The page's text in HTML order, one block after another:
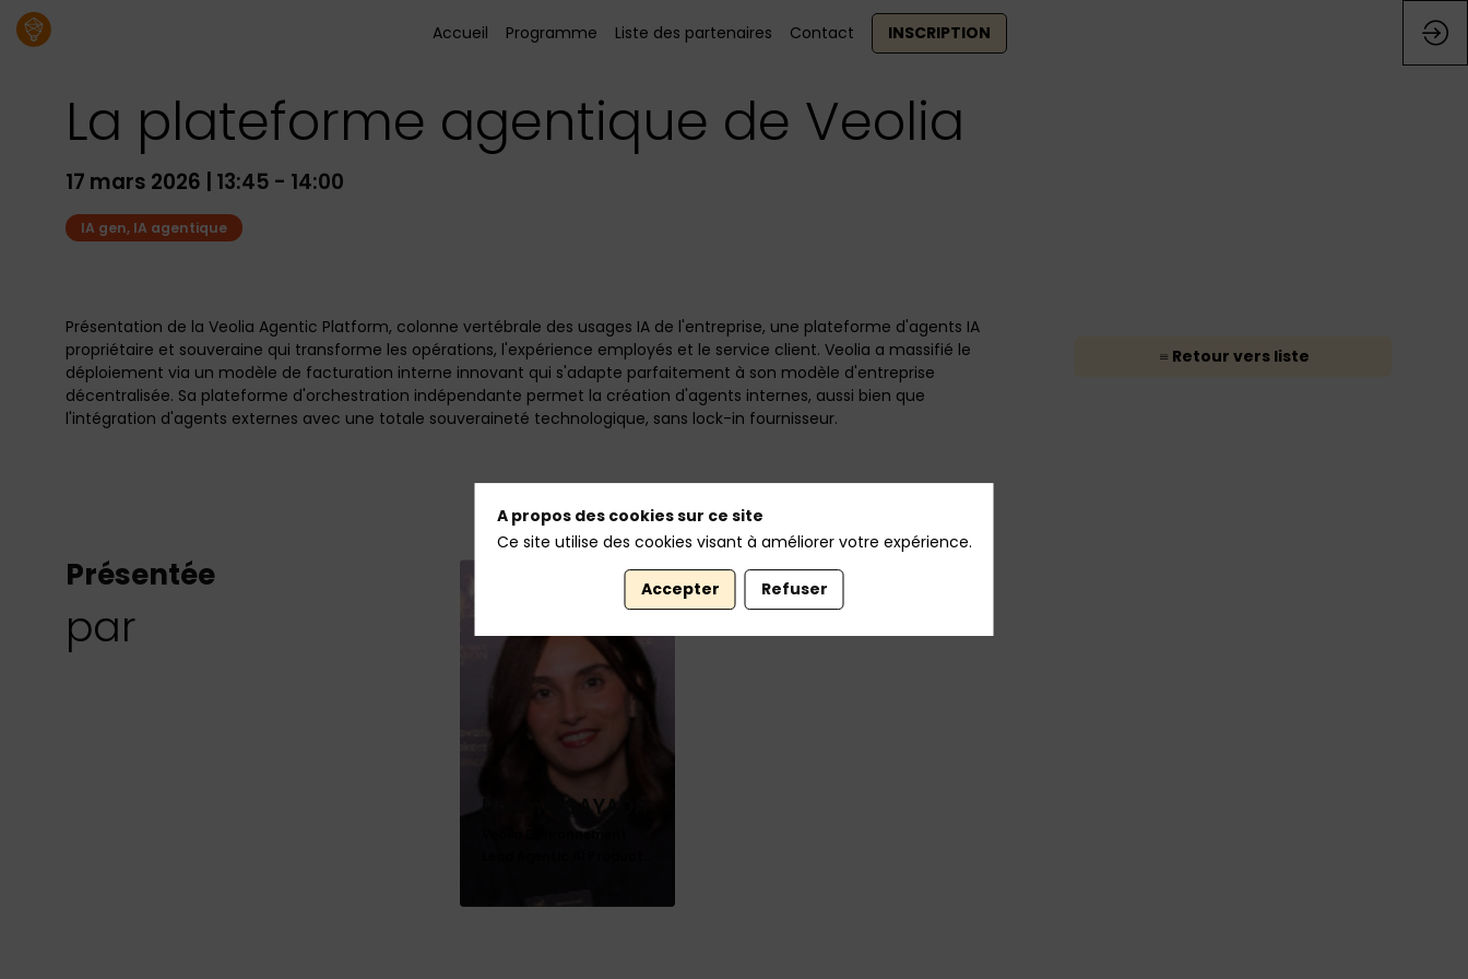
Accueil Programme Liste des partenaires Contact INSCRIPTION
La plateforme agentique de Veolia
17 mars 2026 | 13:45 - 14:00
IA gen, IA agentique
Retour vers liste
Présentation de la Veolia Agentic Platform, colonne vertébrale des usages IA de l'entreprise, une plateforme d'agents IA
propriétaire et souveraine qui transforme les opérations, l'expérience employés et le service client. Veolia a massifié le
déploiement via un modèle de facturation interne innovant qui s'adapte parfaitement à son modèle d'entreprise
décentralisée. Sa plateforme d'orchestration indépendante permet la création d'agents internes, aussi bien que
l'intégration d'agents externes avec une totale souveraineté technologique, sans lock-in fournisseur.
Présentée
par
SAYADA
Veolia Environnement
A propos des cookies sur ce site
Ce site utilise des cookies visant à améliorer votre expérience.
Accepter Refuser